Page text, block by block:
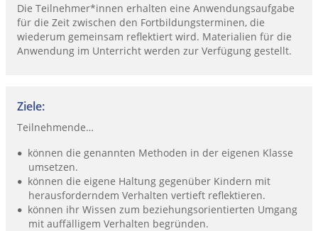
Die Teilnehmer*innen erhalten eine Anwendungsaufgabe
für die Zeit zwischen den Fortbildungsterminen, die
wiederum gemeinsam reflektiert wird. Materialien für die
Anwendung im Unterricht werden zur Verfügung gestellt.
Ziele:
Teilnehmende…
können die genannten Methoden in der eigenen Klasse
umsetzen.
können die eigene Haltung gegenüber Kindern mit
herausforderndem Verhalten vertieft reflektieren.
können ihr Wissen zum beziehungsorientierten Umgang
mit auffälligem Verhalten begründen.